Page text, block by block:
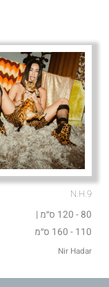
N.H.9
80 - 120 ס״מ |
110 - 160 ס״מ
Nir Hadar